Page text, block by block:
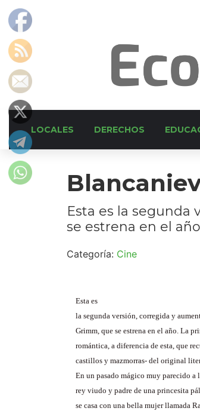
LOCALES DERECHOS
Esta es la
se estrena en el
Categoría: Cine
Esta es
la segunda versión, corregida y
Grimm, que se estrena en el año. La
romántica, a diferencia de esta, que
castillos y mazmorras- del original
En un pasado mágico muy parecido
rey viudo y padre de una princesita
se casa con una bella mujer llamada